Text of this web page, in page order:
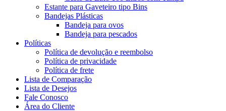
Estante para Gaveteiro tipo Bins
Bandejas Plásticas
Bandeja para ovos
Bandeja para pescados
Políticas
Política de devolução e reembolso
Política de privacidade
Política de frete
Lista de Comparação
Lista de Desejos
Fale Conosco
Área do Cliente